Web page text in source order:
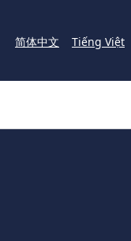
Tiếng Việt
简体中文